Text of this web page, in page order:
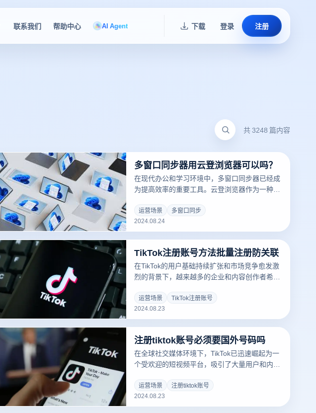
联系我们 帮助中心 AI Agent 下载 登录 注册
共 3248 篇内容
多窗口同步器用云登浏览器可以吗？
在现代办公和学习环境中，多窗口同步器已经成
为提高效率的重要工具。云登浏览器作为一种创
器使用，因为它强大的云同步功能和灵活的窗口
管理。它的云服务可以让用户轻松同步书签、历
史记录和不同设备之间的标签页面，但是它在多
器的多窗同步功能，并评估它是否能满足高效工
作的需要。
运营场景
多窗口同步
2024.08.24
TikTok注册账号方法批量注册防关联
在TikTok的用户基础持续扩张和市场竞争愈发激
烈的背景下，越来越多的企业和内容创作者希望
光率。然而，批量注册账户的过程中，一个重要
挑战就是如何有效防止账户之间的关联，以免被
平台检测到并采取封禁措施。本文将深入探讨如
略和方法，帮助用户在操作中保持账户的独立性
和安全性。
运营场景
TikTok注册账号
2024.08.23
注册tiktok账号必须要国外号码吗
在全球社交媒体环境下，TikTok已迅速崛起为一
个受欢迎的短视频平台，吸引了大量用户和内容
常会遇到一些疑问。其中一个常见的问题是：注
册TikTok账户是否必须使用国外手机号码？本文
将探讨这一问题，并提供有关顺利注册TikTok账
运营场景
注册tiktok账号
2024.08.23